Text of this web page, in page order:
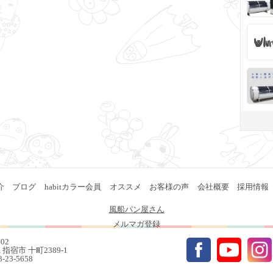
ブログ habitカラー会員 オススメ お客様の声 会社概要 採用情報
メルマガ登録
風船パン屋さん
宿市 十町2389-1
23-5658